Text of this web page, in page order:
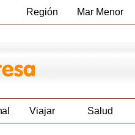
Región Mar Menor
Viajar Salud